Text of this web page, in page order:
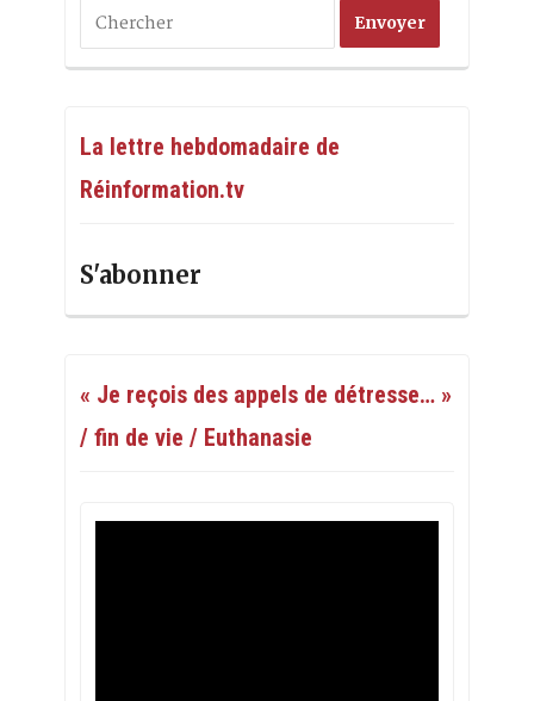
La lettre hebdomadaire de
Réinformation.tv
S'abonner
« Je reçois des appels de détresse… »
/ fin de vie / Euthanasie